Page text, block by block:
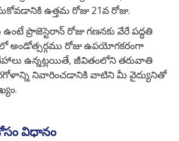
ఉత్తమ రోజు 21వ రోజు.
ఉంటే ప్రొజెస్టెరాన్ రోజు గణనకు వేరే పద్ధతి
అండోత్సర్గము రోజు ఉపయోగకరంగా
ఉన్నట్లయితే, జీవితంలోని తరువాతి
నివారించడానికి వాటిని మీ వైద్యునితో
విధానం